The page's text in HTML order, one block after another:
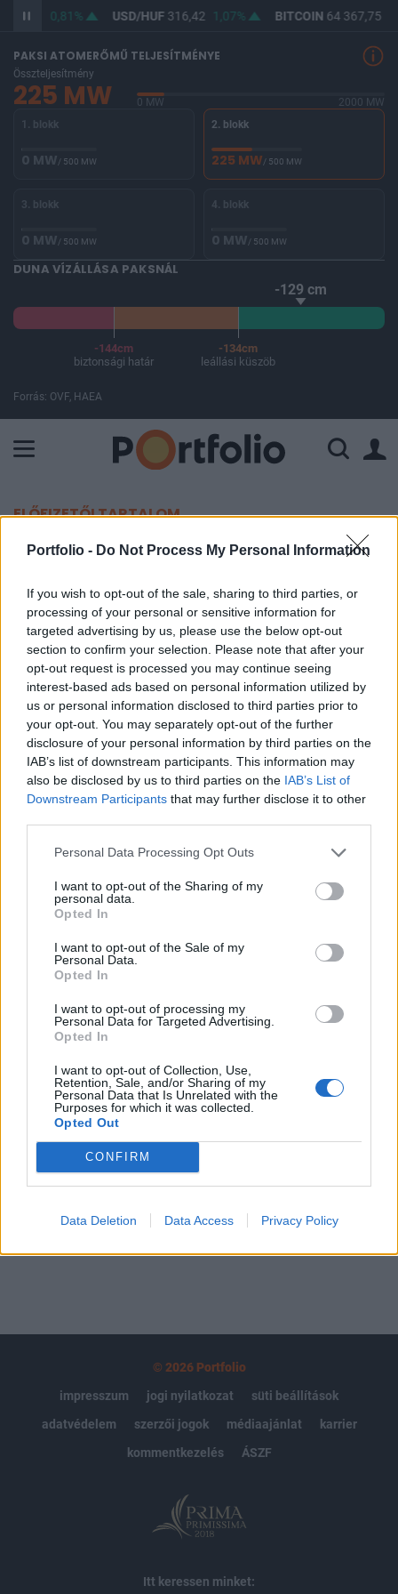
Portfolio - Do Not Process My Personal Information
If you wish to opt-out of the sale, sharing to third parties, or
processing of your personal or sensitive information for
targeted advertising by us, please use the below opt-out
section to confirm your selection. Please note that after your
opt-out request is processed you may continue seeing
interest-based ads based on personal information utilized by
us or personal information disclosed to third parties prior to
your opt-out. You may separately opt-out of the further
disclosure of your personal information by third parties on the
IAB’s list of downstream participants. This information may
also be disclosed by us to third parties on the IAB’s List of
Downstream Participants that may further disclose it to other
Personal Data Processing Opt Outs
I want to opt-out of the Sharing of my
personal data.
Opted In
I want to opt-out of the Sale of my
Personal Data.
Opted In
I want to opt-out of processing my
Personal Data for Targeted Advertising.
Opted In
I want to opt-out of Collection, Use,
Retention, Sale, and/or Sharing of my
Personal Data that Is Unrelated with the
Purposes for which it was collected.
Opted Out
CONFIRM
Data Deletion Data Access Privacy Policy
364,67 0,81% USD/HUF316,42 1,07% BITCOIN64 367,75
PAKSI ATOMERŐMŰ TELJESÍTMÉNYE
Összteljesítmény
225 MW 0 MW
2000 MW
1. blokk
0 MW/ 500 MW
2. blokk
225 MW/ 500 MW
3. blokk
0 MW/ 500 MW
4. blokk
0 MW/ 500 MW
DUNA VÍZÁLLÁSA PAKSNÁL
-129 cm
-144cm
biztonsági határ
-134cm
leállási küszöb
Forrás: OVF, HAEA
ELŐFIZETŐI TARTALOM
Továbbra is az OTP a legerősebb a
hazai nagypapírok közül
Portfolio
2024. április 03. 13:00
A kereskedési idő felénél továbbra is az OTP
vezeti a blue chipek emelkedését.
Portfolio Investment Day 2026Október 21-én jön a Portfolio
Investment Day 2026, ahol a piac vezető szakértőivel
keressük a választ a befektetőket leginkább foglalkoztató
kérdésekre. Meddig tarthat az AI-rali, kik lehetnek a
kötvény-, nyersanyag- és kriptopiacokon, és hogyan
érdemes portfóliót építeni egy gyorsan változó...
KEDVES OLVASÓNK!
A keresett cikk a portfolio.hu hírarchívumához
regisztrációhoz kötött.
Portfolio.hu teljes cikkarchívum
Kötéslisták: BÉT elmúlt 2 év napon belüli
kötéslistái
MÁR ELŐFIZETŐNK VAGY?BEJELENTKEZÉS
© 2026 Portfolio
impresszum
jogi nyilatkozat
süti beállítások
adatvédelem
szerzői jogok médiaajánlat
karrier
kommentkezelés
ÁSZF
Itt keressen minket: